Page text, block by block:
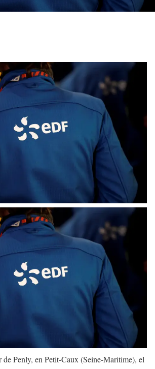
de Penly, en Petit-Caux (Seine-Maritime), el